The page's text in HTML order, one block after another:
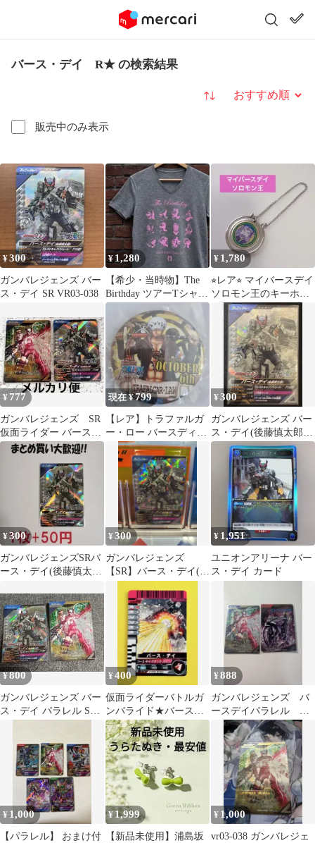
バース・デイ R★ の検索結果
販売中のみ表示
並び替え
¥300
ガンバレジェンズ バー
ス・デイ SR VR03-038
¥ 1,280
【希少・当時物】The
Birthday ツアーTシャツ
Mサイズ レア
¥ 1,780
⭐︎レア⭐︎ マイバースデイ
ソロモン王のキーホル
ダー my birthday
¥ 777
ガンバレジェンズ SR
仮面ライダー バース・
デイ パラレル&通常 2
現在 ¥799
【レア】トラファルガ
ー・ロー バースディ缶
バッジ 東京ワンピース
タワー限定
¥300
ガンバレジェンズ バー
ス・デイ(後藤慎太郎)
SR
¥300
ガンバレジェンズSRバ
ース・デイ(後藤慎太
¥300
ガンバレジェンズ
【SR】バース・デイ(残
¥ 1,951
ユニオンアリーナ バー
ス・デイ カード
¥800
ガンバレジェンズ バー
ス・デイ パラレル SR 2
¥400
仮面ライダーバトルガ
ンバライド★バース・
デイ★バース・デイ・
アタック
¥888
ガンバレジェンズ バ
ースデイパラレル チ
ェイサーパラレルセッ
¥ 1,000
【パラレル】 おまけ付
¥ 1,999
【新品未使用】浦島坂
¥ 1,000
vr03-038 ガンバレジェ